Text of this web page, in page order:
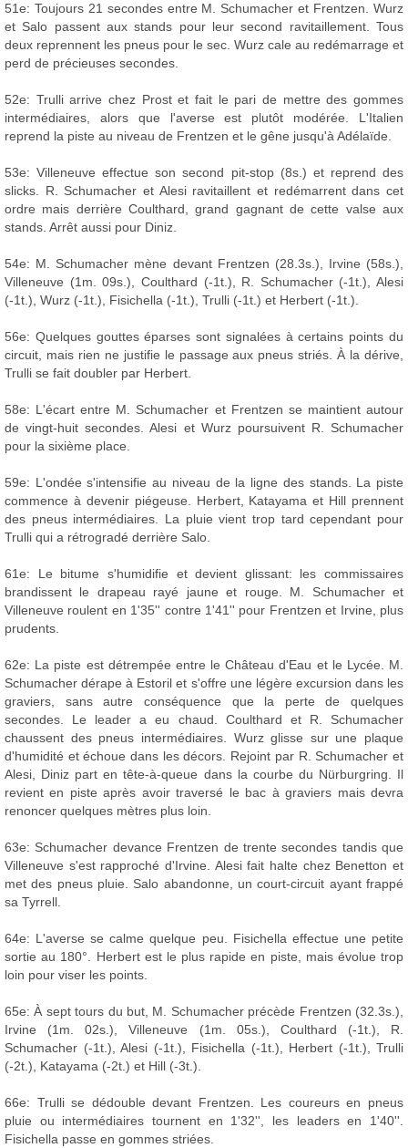
51e: Toujours 21 secondes entre M. Schumacher et Frentzen. Wurz
et Salo passent aux stands pour leur second ravitaillement. Tous
deux reprennent les pneus pour le sec. Wurz cale au redémarrage et
perd de précieuses secondes.
52e: Trulli arrive chez Prost et fait le pari de mettre des gommes
intermédiaires, alors que l'averse est plutôt modérée. L'Italien
reprend la piste au niveau de Frentzen et le gêne jusqu'à Adélaïde.
53e: Villeneuve effectue son second pit-stop (8s.) et reprend des
slicks. R. Schumacher et Alesi ravitaillent et redémarrent dans cet
ordre mais derrière Coulthard, grand gagnant de cette valse aux
stands. Arrêt aussi pour Diniz.
54e: M. Schumacher mène devant Frentzen (28.3s.), Irvine (58s.),
Villeneuve (1m. 09s.), Coulthard (-1t.), R. Schumacher (-1t.), Alesi
(-1t.), Wurz (-1t.), Fisichella (-1t.), Trulli (-1t.) et Herbert (-1t.).
56e: Quelques gouttes éparses sont signalées à certains points du
circuit, mais rien ne justifie le passage aux pneus striés. À la dérive,
Trulli se fait doubler par Herbert.
58e: L'écart entre M. Schumacher et Frentzen se maintient autour
de vingt-huit secondes. Alesi et Wurz poursuivent R. Schumacher
pour la sixième place.
59e: L'ondée s'intensifie au niveau de la ligne des stands. La piste
commence à devenir piégeuse. Herbert, Katayama et Hill prennent
des pneus intermédiaires. La pluie vient trop tard cependant pour
Trulli qui a rétrogradé derrière Salo.
61e: Le bitume s'humidifie et devient glissant: les commissaires
brandissent le drapeau rayé jaune et rouge. M. Schumacher et
Villeneuve roulent en 1'35'' contre 1'41'' pour Frentzen et Irvine, plus
prudents.
62e: La piste est détrempée entre le Château d'Eau et le Lycée. M.
Schumacher dérape à Estoril et s'offre une légère excursion dans les
graviers, sans autre conséquence que la perte de quelques
secondes. Le leader a eu chaud. Coulthard et R. Schumacher
chaussent des pneus intermédiaires. Wurz glisse sur une plaque
d'humidité et échoue dans les décors. Rejoint par R. Schumacher et
Alesi, Diniz part en tête-à-queue dans la courbe du Nürburgring. Il
revient en piste après avoir traversé le bac à graviers mais devra
renoncer quelques mètres plus loin.
63e: Schumacher devance Frentzen de trente secondes tandis que
Villeneuve s'est rapproché d'Irvine. Alesi fait halte chez Benetton et
met des pneus pluie. Salo abandonne, un court-circuit ayant frappé
sa Tyrrell.
64e: L'averse se calme quelque peu. Fisichella effectue une petite
sortie au 180°. Herbert est le plus rapide en piste, mais évolue trop
loin pour viser les points.
65e: À sept tours du but, M. Schumacher précède Frentzen (32.3s.),
Irvine (1m. 02s.), Villeneuve (1m. 05s.), Coulthard (-1t.), R.
Schumacher (-1t.), Alesi (-1t.), Fisichella (-1t.), Herbert (-1t.), Trulli
(-2t.), Katayama (-2t.) et Hill (-3t.).
66e: Trulli se dédouble devant Frentzen. Les coureurs en pneus
pluie ou intermédiaires tournent en 1'32'', les leaders en 1'40''.
Fisichella passe en gommes striées.